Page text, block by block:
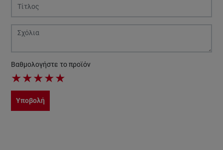
Βαθμολογήστε το προϊόν
★★★★★
Υποβολή